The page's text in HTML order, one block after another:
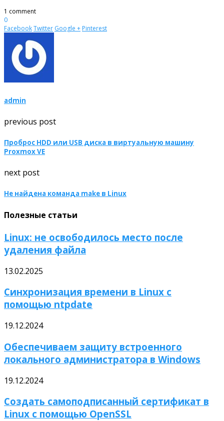
1 comment
0
FacebookTwitter Google + Pinterest
admin
previous post
Проброс HDD или USB диска в виртуальную машину
Proxmox VE
next post
Не найдена команда make в Linux
Полезные статьи
Linux: не освободилось место после
удаления файла
13.02.2025
Синхронизация времени в Linux с
помощью ntpdate
19.12.2024
Обеспечиваем защиту встроенного
локального администратора в Windows
19.12.2024
Создать самоподписанный сертификат в
Linux с помощью OpenSSL